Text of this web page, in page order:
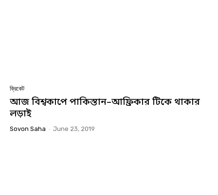
ক্রিকেট
আজ বিশ্বকাপে পাকিস্তান–আফ্রিকার টিকে থাকার
লড়াই
Sovon Saha - June 23, 2019